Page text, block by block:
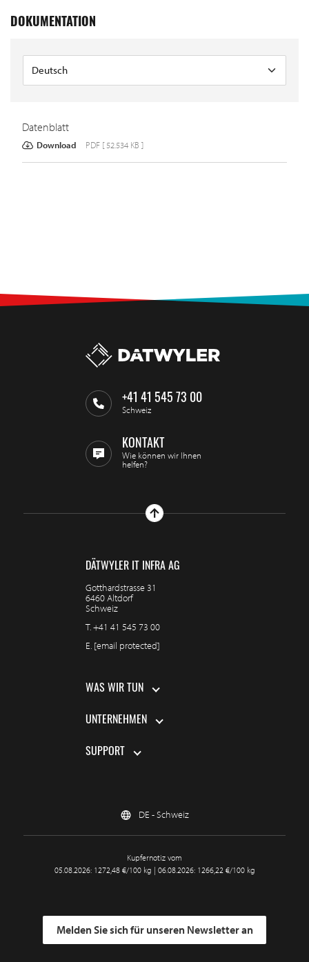
DOKUMENTATION
Datenblatt
Download PDF [ 52.534 KB ]
+41 41 545 73 00
Schweiz
KONTAKT
Wie können wir Ihnen
helfen?
DÄTWYLER IT INFRA AG
Gotthardstrasse 31
6460 Altdorf
Schweiz
T.+41 41 545 73 00
E. [email protected]
WAS WIR TUN
UNTERNEHMEN
SUPPORT
DE - Schweiz
Kupfernotiz vom
05.08.2026: 1272,48 €/100 kg | 06.08.2026: 1266,22 €/100 kg
Melden Sie sich für unseren Newsletter an